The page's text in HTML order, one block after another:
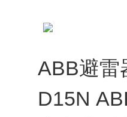
ABB避雷
D15N